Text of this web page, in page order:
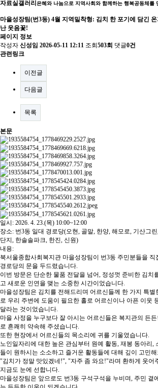
자료실갤러리 은혜와 나눔으로 지역사회와 함께하는 행복공동체를
마을성장팀(번3동) 4월 지역밀착형: 김치 한 포기에 담긴
난 웃음꽃!
페이지 정보
작성자 신성임 2026-05-11 12:11 조회 503회 댓글0건
관련링크
이전글
다음글
목록
본문
일시: 2026. 4. 23.(목) 10:00~12:00
장소: 번3동 일대 경로당(오현, 골말, 한양, 해모로, 기산그
단지, 한솔솔파크, 한진, 신원)
내용:
북서울종합사회복지관 마을성장팀이 번3동 주민분들을 직
경로당의 문을 두드렸습니다.
이번 방문은 단순한 물품 전달을 넘어, 정성껏 준비한 김치
고 새로운 인연을 맺는 소중한 시간이었습니다.
마을성장팀은 김치를 전해드리며 어르신들께 한 가지 특
로 우리 주변에 도움이 필요한 홀로 어르신이나 아픈 이웃
달라는 것이었습니다.
마을 사정을 누구보다 잘 아시는 어르신들은 복지관의 든
로 흔쾌히 약속해 주셨습니다.
또한 현장에서 어르신들의 목소리에 귀를 기울였습니다.
노인일자리에 대한 높은 관심부터 원예 활동, 재봉 동아리,
들이 원하시는 소소하고 즐거운 활동들에 대해 깊이 고민
"김치가 정말 맛있겠네!", "자주 좀 와요!"라며 환하게 웃어
지금도 눈에 선합니다.
마을성장팀은 앞으로도 번3동 구석구석을 누비며, 주민 곁